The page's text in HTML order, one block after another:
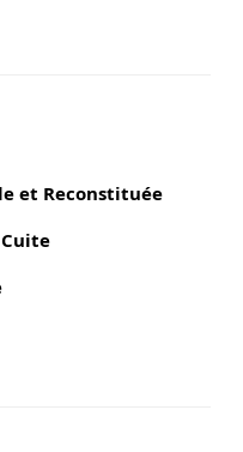
et Reconstituée